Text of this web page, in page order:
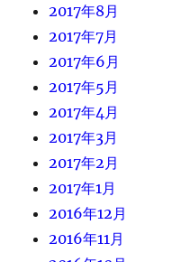
2017年8月
2017年7月
2017年6月
2017年5月
2017年4月
2017年3月
2017年2月
2017年1月
2016年12月
2016年11月